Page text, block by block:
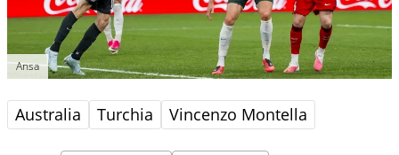
Ansa
Australia Turchia Vincenzo Montella